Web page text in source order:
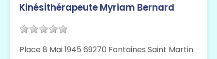
Kinésithérapeute Myriam Bernard
Place 8 Mai 1945 69270 Fontaines Saint Martin